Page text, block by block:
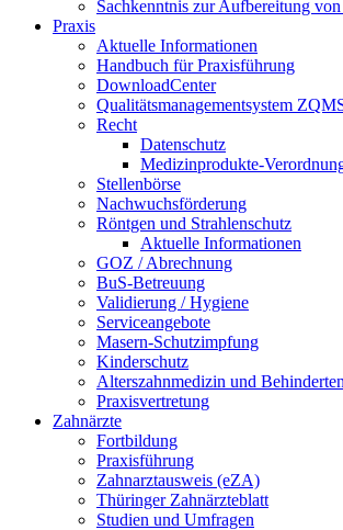
Sachkenntnis zur Aufbereitung
Praxis
Aktuelle Informationen
Handbuch für Praxisführung
DownloadCenter
Qualitätsmanagementsystem
Recht
Datenschutz
Medizinprodukte-
Stellenbörse
Nachwuchsförderung
Röntgen und Strahlenschutz
Aktuelle Informationen
GOZ / Abrechnung
BuS-Betreuung
Validierung / Hygiene
Serviceangebote
Masern-Schutzimpfung
Kinderschutz
Alterszahnmedizin und
Praxisvertretung
Zahnärzte
Fortbildung
Praxisführung
Zahnarztausweis (eZA)
Thüringer Zahnärzteblatt
Studien und Umfragen